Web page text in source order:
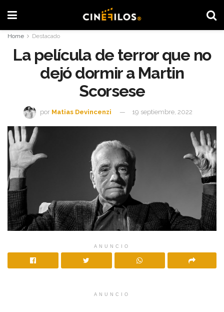
Home Destacado
La película de terror que no
dejó dormir a Martin
Scorsese
por Matias Devincenzi 19 septiembre, 2022
ANUNCIO
ANUNCIO